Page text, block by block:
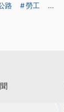
路 勞工 ...